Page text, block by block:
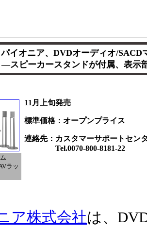
パイオニア、DVDオーディオ/SACD
―スピーカースタンドが付属、表示
ラッ
11月上旬発売
標準価格：オープンプライス
連絡先：カスタマーサポートセン
Tel.0070-800-8181-22
ア株式会社は、